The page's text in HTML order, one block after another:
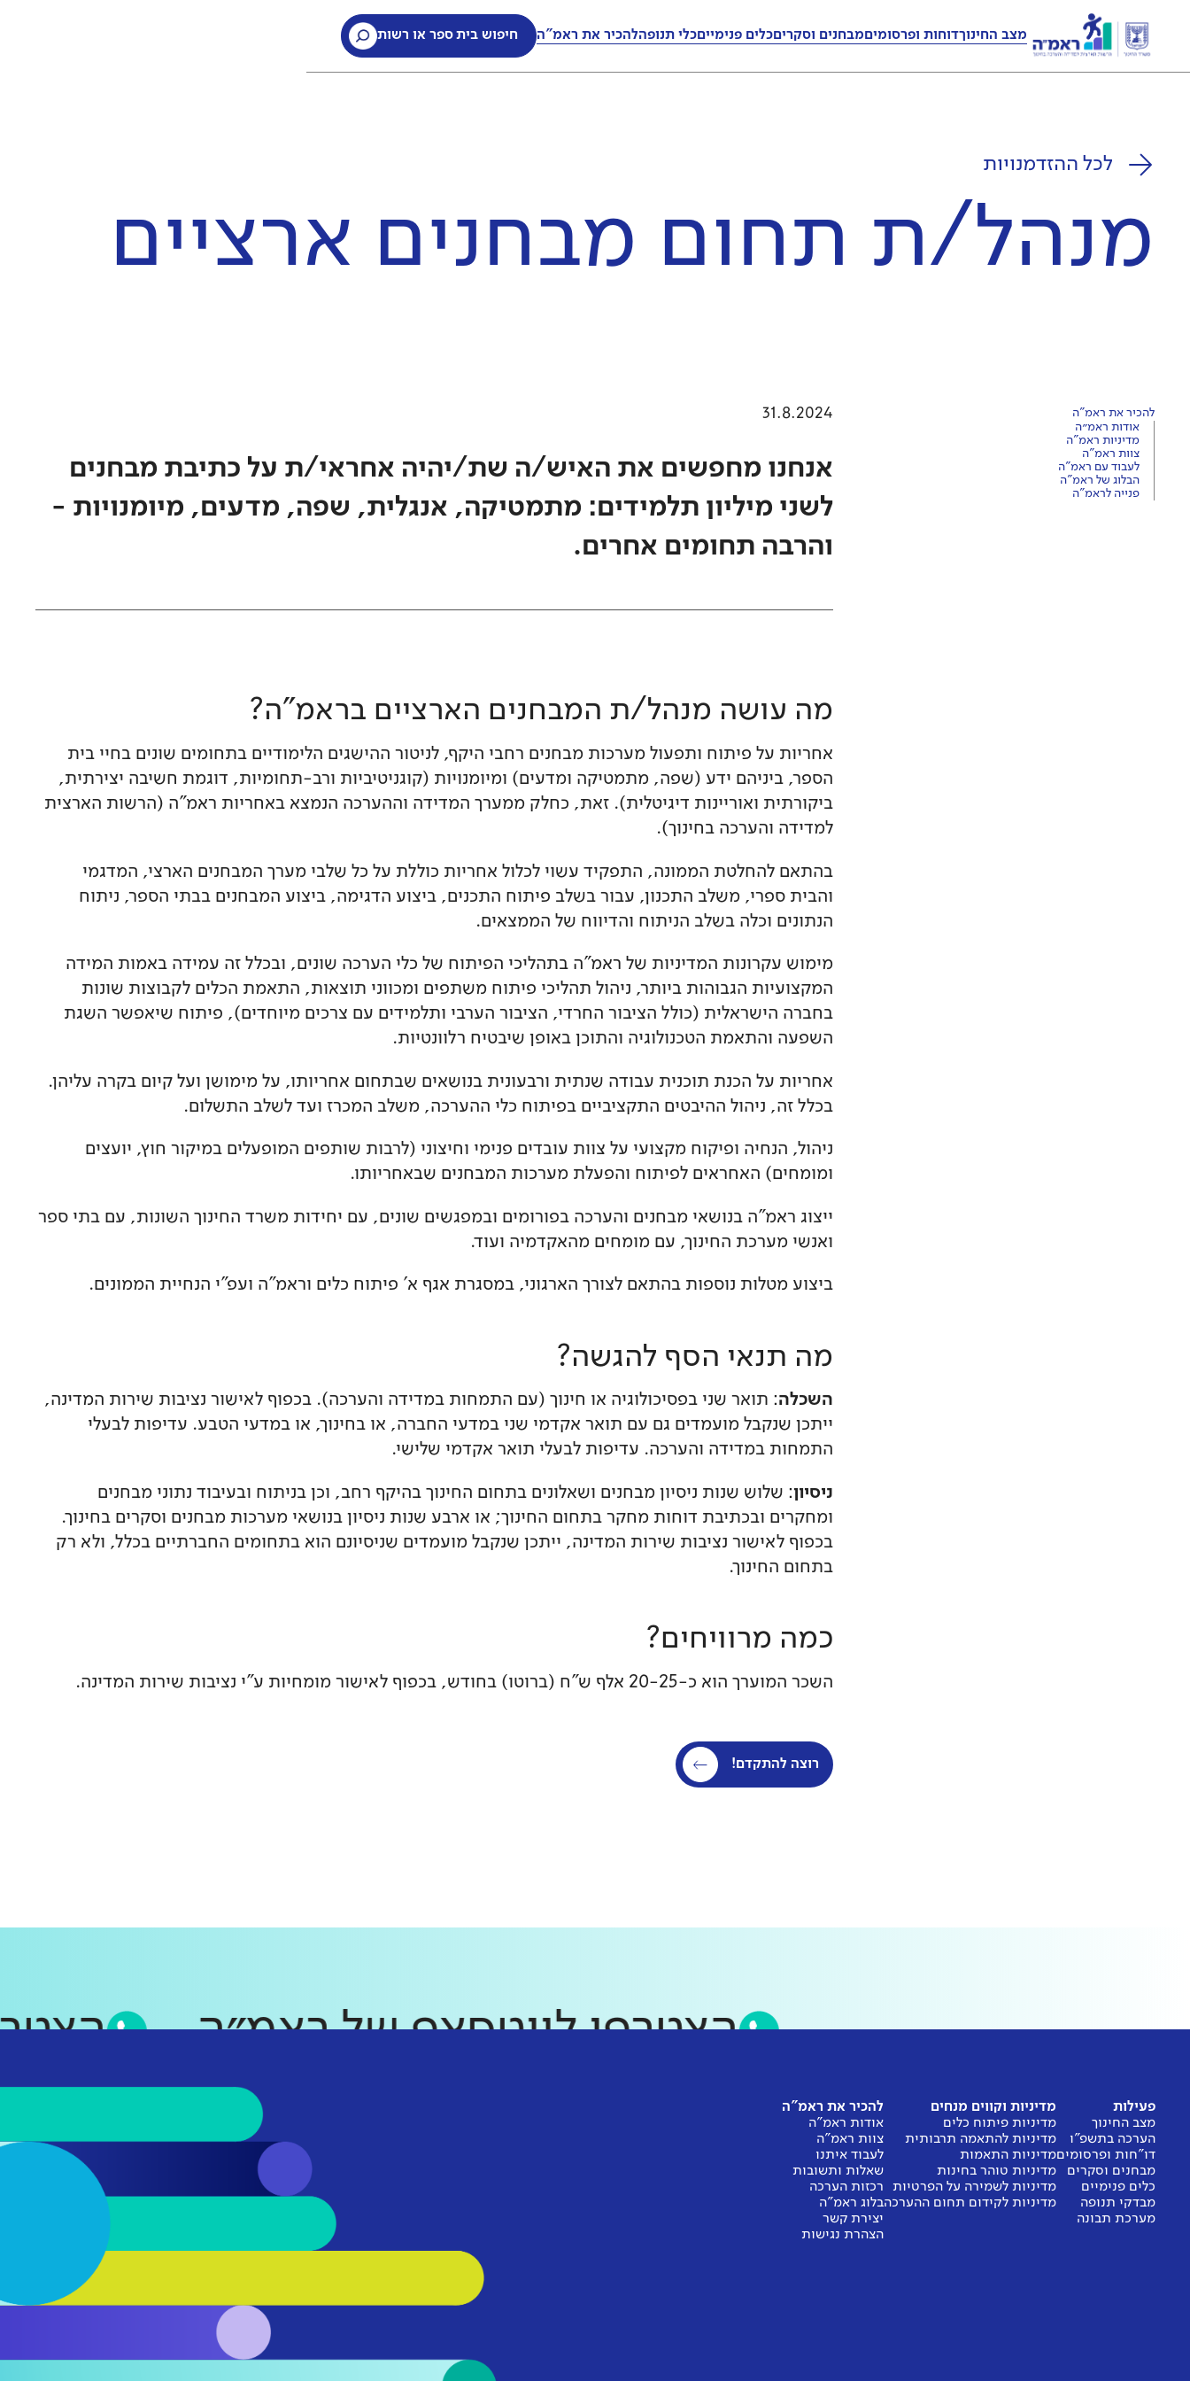
מצב החינוךדוחות ופרסומיםמבחנים וסקריםכלים פנימייםכלי תנופהלהכיר את ראמ"ה חיפוש בית ספר או רשות
לכל ההזדמנויות
מנהל/ת תחום מבחנים ארציים
להכיר את ראמ"ה
אודות ראמ״ה
מדיניות ראמ"ה
צוות ראמ"ה
לעבוד עם ראמ"ה
הבלוג של ראמ"ה
פנייה לראמ"ה
31.8.2024
אנחנו מחפשים את האיש/ה שת/יהיה אחראי/ת על כתיבת מבחנים
לשני מיליון תלמידים: מתמטיקה, אנגלית, שפה, מדעים, מיומנויות -
והרבה תחומים אחרים.
מה עושה מנהל/ת המבחנים הארציים בראמ"ה?
אחריות על פיתוח ותפעול מערכות מבחנים רחבי היקף, לניטור ההישגים הלימודיים בתחומים שונים בחיי בית
הספר, ביניהם ידע (שפה, מתמטיקה ומדעים) ומיומנויות (קוגניטיביות ורב-תחומיות, דוגמת חשיבה יצירתית,
ביקורתית ואוריינות דיגיטלית). זאת, כחלק ממערך המדידה וההערכה הנמצא באחריות ראמ"ה (הרשות הארצית
למדידה והערכה בחינוך).
בהתאם להחלטת הממונה, התפקיד עשוי לכלול אחריות כוללת על כל שלבי מערך המבחנים הארצי, המדגמי
והבית ספרי, משלב התכנון, עבור בשלב פיתוח התכנים, ביצוע הדגימה, ביצוע המבחנים בבתי הספר, ניתוח
הנתונים וכלה בשלב הניתוח והדיווח של הממצאים.
מימוש עקרונות המדיניות של ראמ"ה בתהליכי הפיתוח של כלי הערכה שונים, ובכלל זה עמידה באמות המידה
המקצועיות הגבוהות ביותר, ניהול תהליכי פיתוח משתפים ומכווני תוצאות, התאמת הכלים לקבוצות שונות
בחברה הישראלית (כולל הציבור החרדי, הציבור הערבי ותלמידים עם צרכים מיוחדים), פיתוח שיאפשר השגת
השפעה והתאמת הטכנולוגיה והתוכן באופן שיבטיח רלוונטיות.
אחריות על הכנת תוכנית עבודה שנתית ורבעונית בנושאים שבתחום אחריותו, על מימושן ועל קיום בקרה עליהן.
בכלל זה, ניהול ההיבטים התקציביים בפיתוח כלי ההערכה, משלב המכרז ועד לשלב התשלום.
ניהול, הנחיה ופיקוח מקצועי על צוות עובדים פנימי וחיצוני (לרבות שותפים המופעלים במיקור חוץ, יועצים
ומומחים) האחראים לפיתוח והפעלת מערכות המבחנים שבאחריותו.
ייצוג ראמ"ה בנושאי מבחנים והערכה בפורומים ובמפגשים שונים, עם יחידות משרד החינוך השונות, עם בתי ספר
ואנשי מערכת החינוך, עם מומחים מהאקדמיה ועוד.
ביצוע מטלות נוספות בהתאם לצורך הארגוני, במסגרת אגף א' פיתוח כלים וראמ"ה ועפ"י הנחיית הממונים.
מה תנאי הסף להגשה?
השכלה: תואר שני בפסיכולוגיה או חינוך (עם התמחות במדידה והערכה). בכפוף לאישור נציבות שירות המדינה,
ייתכן שנקבל מועמדים גם עם תואר אקדמי שני במדעי החברה, או בחינוך, או במדעי הטבע. עדיפות לבעלי
התמחות במדידה והערכה. עדיפות לבעלי תואר אקדמי שלישי.
ניסיון: שלוש שנות ניסיון מבחנים ושאלונים בתחום החינוך בהיקף רחב, וכן בניתוח ובעיבוד נתוני מבחנים
ומחקרים ובכתיבת דוחות מחקר בתחום החינוך; או ארבע שנות ניסיון בנושאי מערכות מבחנים וסקרים בחינוך.
בכפוף לאישור נציבות שירות המדינה, ייתכן שנקבל מועמדים שניסיונם הוא בתחומים החברתיים בכלל, ולא רק
בתחום החינוך.
כמה מרוויחים?
השכר המוערך הוא כ-20-25 אלף ש"ח (ברוטו) בחודש, בכפוף לאישור מומחיות ע"י נציבות שירות המדינה.
רוצה להתקדם!
הצטרפו לווטסאפ של ראמ״ה
פעילות
מצב החינוך
הערכה בתשפ"ו
דו"חות ופרסומים
מבחנים וסקרים
כלים פנימיים
מבדקי תנופה
מערכת תבונה
מדיניות וקווים מנחים
מדיניות פיתוח כלים
מדיניות להתאמה תרבותית
מדיניות התאמות
מדיניות טוהר בחינות
מדיניות לשמירה על הפרטיות
מדיניות לקידום תחום ההערכה
להכיר את ראמ"ה
אודות ראמ"ה
צוות ראמ"ה
לעבוד איתנו
שאלות ותשובות
רכזות הערכה
בלוג ראמ"ה
יצירת קשר
הצהרת נגישות